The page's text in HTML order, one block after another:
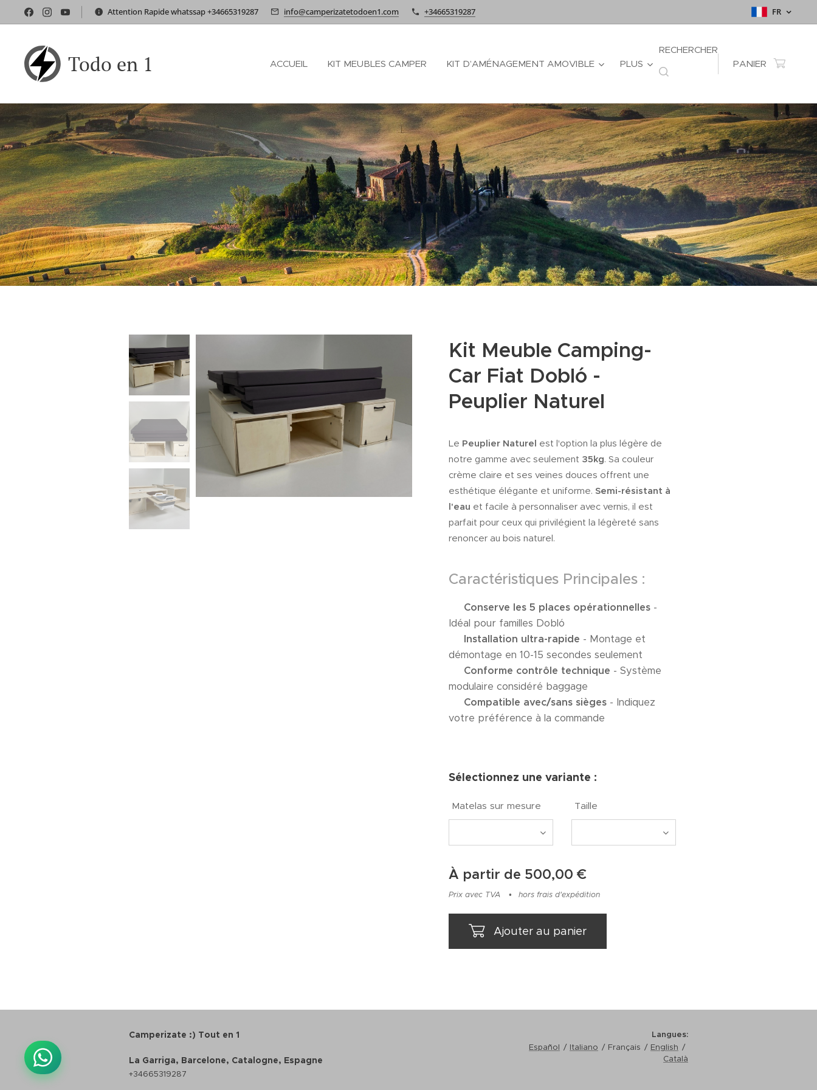
Attention Rapide whatssap +34665319287 info@camperizatetodoen1.com +34665319287 FR
Todo en 1 ACCUEIL KIT MEUBLES CAMPER KIT D’AMÉNAGEMENT AMOVIBLE PLUS
RECHERCHER
PANIER
Kit Meuble Camping-
Car Fiat Dobló -
Peuplier Naturel
Le Peuplier Naturel est l'option la plus légère de
notre gamme avec seulement 35kg. Sa couleur
crème claire et ses veines douces offrent une
esthétique élégante et uniforme. Semi-résistant à
l'eau et facile à personnaliser avec vernis, il est
parfait pour ceux qui privilégient la légèreté sans
renoncer au bois naturel.
Caractéristiques Principales :
Conserve les 5 places opérationnelles -
Idéal pour familles Dobló
Installation ultra-rapide - Montage et
démontage en 10-15 secondes seulement
Conforme contrôle technique - Système
modulaire considéré baggage
Compatible avec/sans sièges - Indiquez
votre préférence à la commande
Sélectionnez une variante :
Matelas sur mesure Taille
À partir de 500,00 €
Prix avec TVA hors frais d'expédition
Ajouter au panier
Camperizate :) Tout en 1
La Garriga, Barcelone, Catalogne, Espagne
+34665319287
Langues
Español
Italiano Français
English
Català